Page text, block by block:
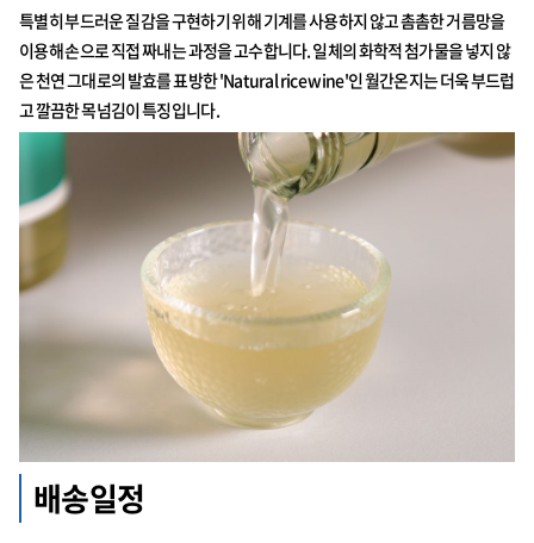
특별히 부드러운 질감을 구현하기 위해 기계를 사용하지 않고 촘촘한 거름망을
이용해 손으로 직접 짜내는 과정을 고수합니다. 일체의 화학적 첨가물을 넣지 않
은 천연 그대로의 발효를 표방한 'Natural rice wine'인 월간온지는 더욱 부드럽
고 깔끔한 목넘김이 특징입니다.
배송일정